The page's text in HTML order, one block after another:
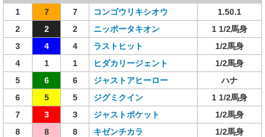
1 7 7 コンゴウリキシオウ
1.50.1
2
2 2 ニッポータキオン
1 1/2馬身
3
4 4 ラストヒット
1/2馬身
4
1 1 ヒダカリージェント
1/2馬身
5
6 6 ジャストアヒーロー
ハナ
6
5 5 ジグミクイン
1 1/2馬身
7
3 3 ジャストポケット
1/2馬身
8
8 8 キゼンチカラ
1/2馬身